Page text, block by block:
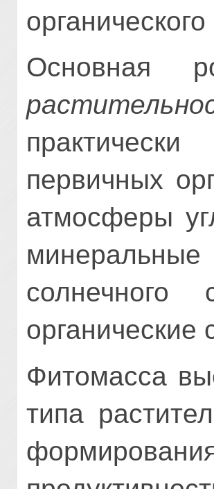
Основная
практически
первичных
атмосферы
органические
Фитомасса
типа